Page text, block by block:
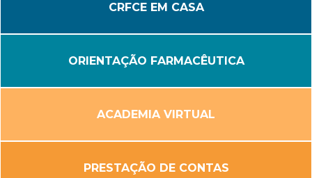
CRFCE EM CASA
ORIENTAÇÃO FARMACÊUTICA
ACADEMIA VIRTUAL
PRESTAÇÃO DE CONTAS